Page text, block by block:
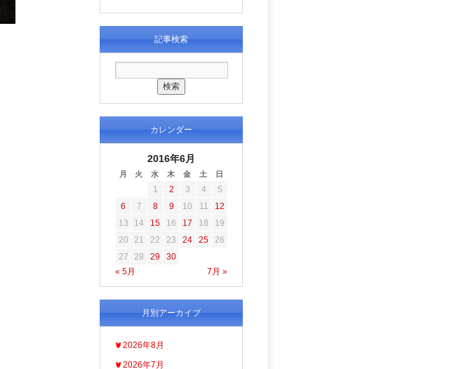
記事検索
カレンダー
2016年6月
月 火 水 木 金 土 日
« 5月 7月 »
1 2 3 4
5
6
7 8 9 10 11
12
13
14 15 16 17 18
19
20
21 22 23 24 25
26
27
28 29 30
月別アーカイブ
2026年8月
2026年7月